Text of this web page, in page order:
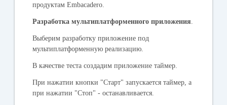
продуктам Embacadero.
Разработка мультиплатформенного приложения
Выберим разработку приложение под
мультиплатформенную реализацию.
В качестве теста создадим приложение таймер.
При нажатии кнопки "Старт" запускается таймер, а
при нажатии "Стоп" - останавливается.